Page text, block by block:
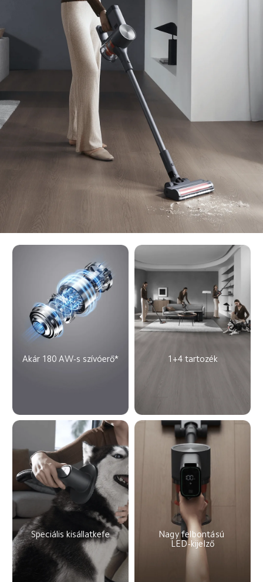
Akár 180 AW-s szívóerő* 1+4 tartozék
Speciális kisállatkefe
Nagy felbontású
LED-kijelző